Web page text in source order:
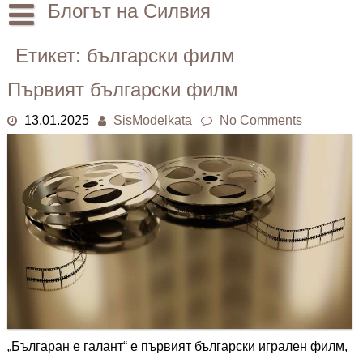
Skip
to
Блогът на Силвия
Етикет: български филм
Първият български филм
13.01.2025 SisModelkata No Comments
„Българан е галант“ е първият български игрален филм,